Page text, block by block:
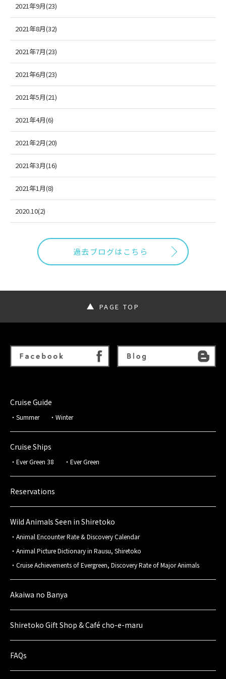
2021年9月(23)
2021年8月(32)
2021年7月(23)
2021年6月(23)
2021年5月(21)
2021年4月(6)
2021年2月(20)
2021年3月(16)
2021年1月(8)
2020.10(2)
過去ブログはこちら
PAGE TOP
Cruise Guide
Summer Winter
Cruise Ships
Ever Green 38 Ever Green
Reservations
Wild Animals Seen in Shiretoko
Animal Encounter Rate & Discovery Calendar
Animal Picture Dictionary in Rausu, Shiretoko
Cruise Achievements of Evergreen, Discovery Rate of Major Animals
Akaiwa no Banya
Shiretoko Gift Shop & Café cho-e-maru
FAQs